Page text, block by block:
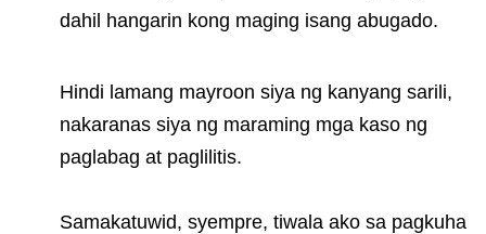
dahil hangarin kong maging isang abugado.
Hindi lamang mayroon siya ng kanyang sarili,
nakaranas siya ng maraming mga kaso ng
paglabag at paglilitis.
Samakatuwid, syempre, tiwala ako sa pagkuha